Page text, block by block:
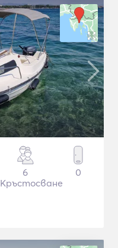
6
Кръстосване
0